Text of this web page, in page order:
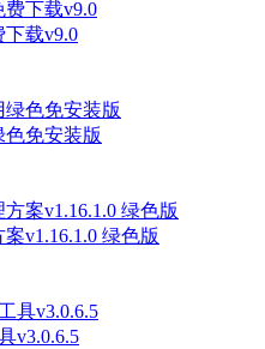
载v9.0
免安装版
v1.16.1.0 绿色版
v3.0.6.5